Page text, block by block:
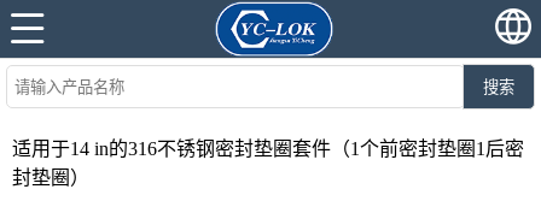
搜索
适用于14 in的316不锈钢密封垫圈套件（1个前密封垫圈1后密
封垫圈）